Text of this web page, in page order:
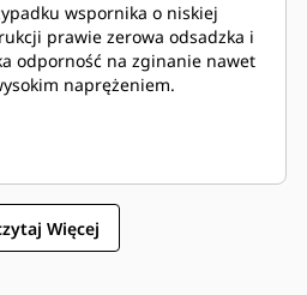
wspornika o niskiej
prawie zerowa odsadzka i
odporność na zginanie nawet
naprężeniem.
Więcej